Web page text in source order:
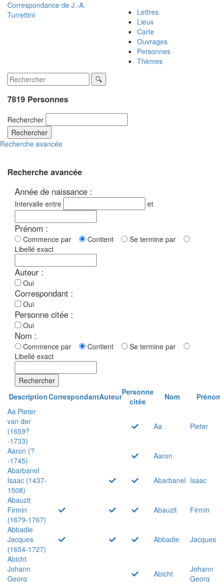
Correspondance de J.-A.
Turrettini
Lettres
Lieux
Carte
Ouvrages
Personnes
Thèmes
7819 Personnes
Rechercher
Rechercher
Recherche avancée
Recherche avancée
Année de naissance :
Intervalle entre et
Prénom :
Commence par Contient
Se termine par
Libellé exact
Auteur :
Oui
Correspondant :
Oui
Personne citée :
Oui
Nom :
Commence par Contient
Se termine par
Libellé exact
Rechercher
DescriptionCorrespondantAuteurPersonne
citée
Nom
Aa Pieter
van der
(1659?
-1733)
Aa Pieter
Aaron (?
-1745)
Aaron
Abarbanel
Isaac (1437-
1508)
Abarbanel Isaac
Abauzit
Firmin
(1679-1767)
Abauzit
Firmin
Abbadie
Jacques
(1654-1727)
Abbadie
Jacques
Abicht
Johann
Georg
Abicht
Johann
Georg